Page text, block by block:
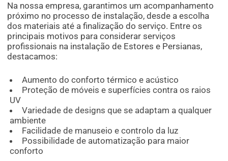
Na nossa empresa, garantimos um acompanhamento
próximo no processo de instalação, desde a escolha
dos materiais até a finalização do serviço. Entre os
principais motivos para considerar serviços
profissionais na instalação de Estores e Persianas,
destacamos:
Aumento do conforto térmico e acústico
Proteção de móveis e superfícies contra os raios
UV
Variedade de designs que se adaptam a qualquer
ambiente
Facilidade de manuseio e controlo da luz
Possibilidade de automatização para maior
conforto